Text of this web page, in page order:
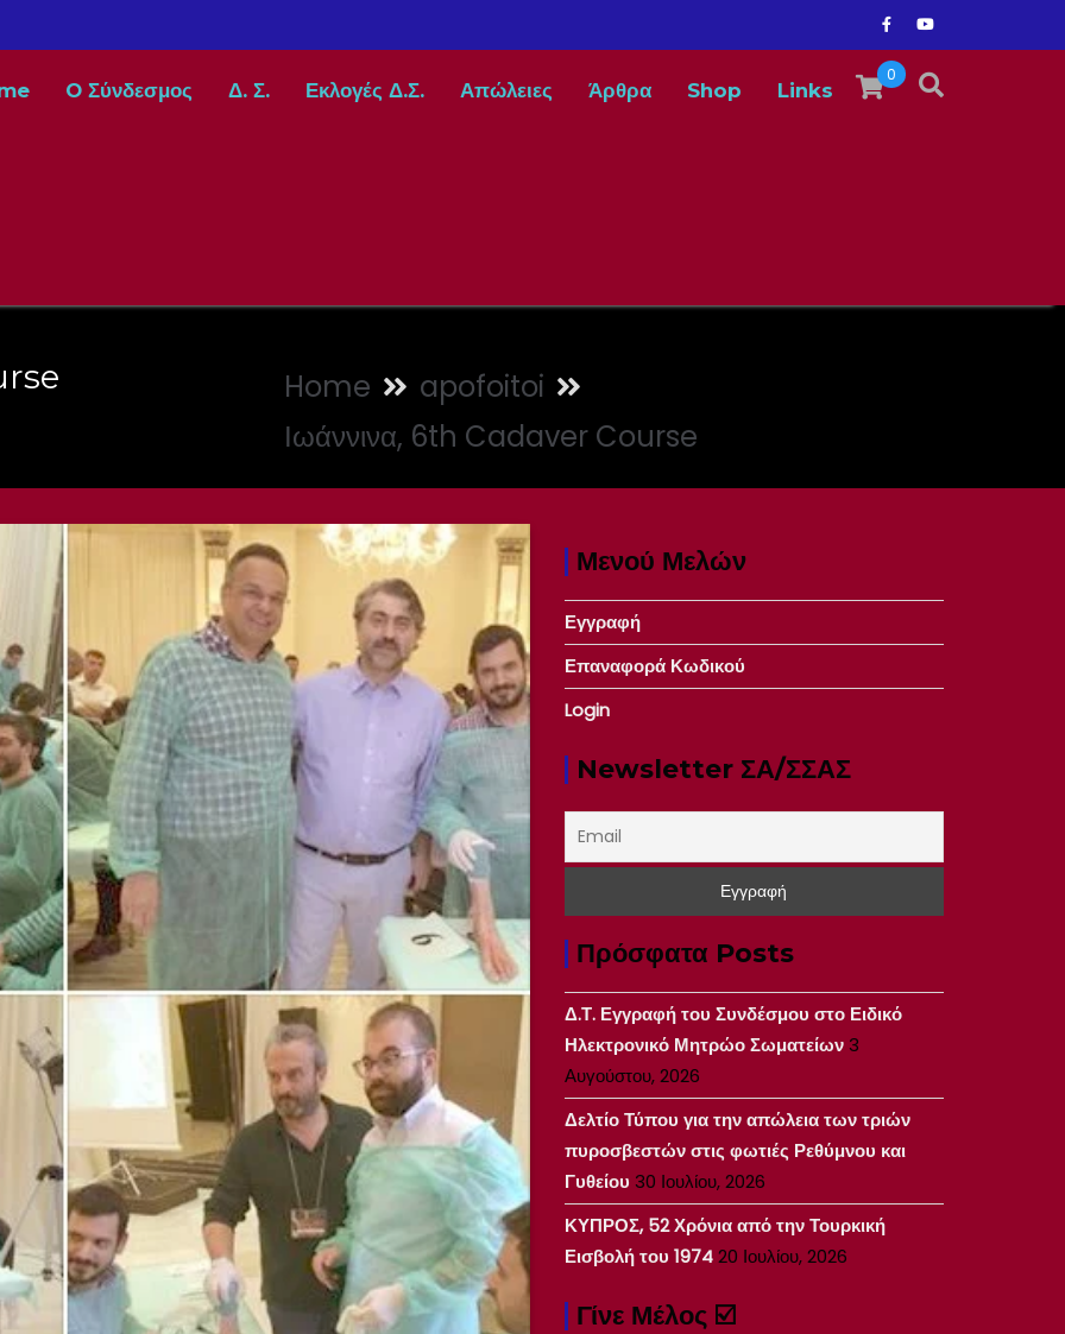
0
O Σύνδεσμος Δ. Σ. Εκλογές Δ.Σ. Απώλειες Άρθρα Shop Links
Home
apofoitoi
Ιωάννινα, 6th Cadaver Course
Μενού Μελών
Εγγραφή
Επαναφορά Κωδικού
Login
Newsletter ΣΑ/ΣΣΑΣ
Πρόσφατα Posts
Δ.Τ. Εγγραφή του Συνδέσμου στο Ειδικό
Ηλεκτρονικό Μητρώο Σωματείων3
Αυγούστου, 2026
Δελτίο Τύπου για την απώλεια των τριών
πυροσβεστών στις φωτιές Ρεθύμνου και
Γυθείου 30 Ιουλίου, 2026
ΚΥΠΡΟΣ, 52 Χρόνια από την Τουρκική
Εισβολή του 197420 Ιουλίου, 2026
Γίνε Μέλος ☑️